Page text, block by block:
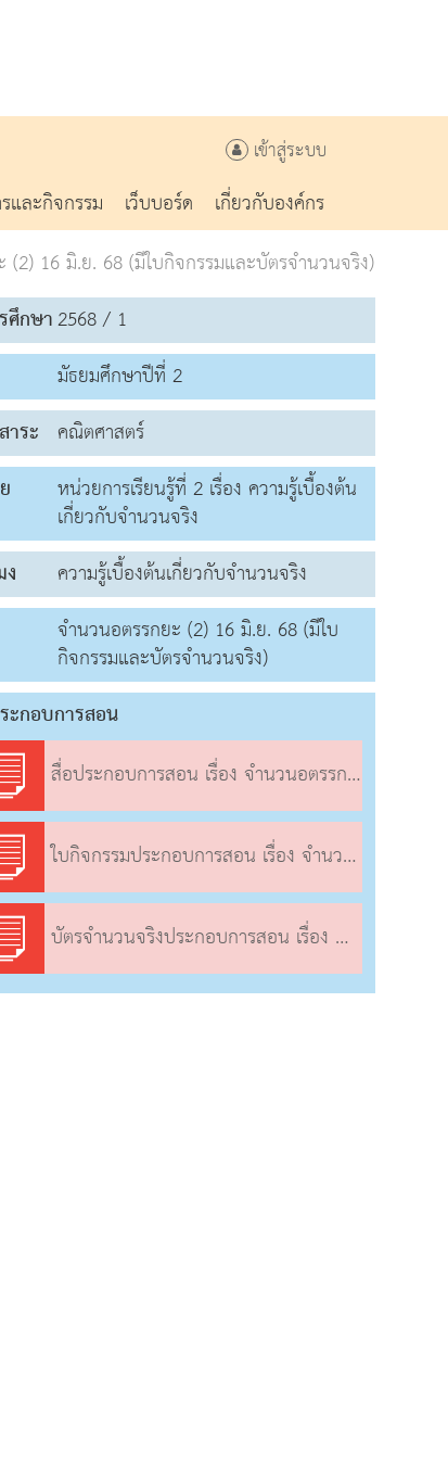
เข้าสู่ระบบ
และกิจกรรม เว็บบอร์ด
เกี่ยวกับองค์กร
(2) 16 มิ.ย. 68 (มีใบกิจกรรมและบัตรจำนวนจริง)
ศึกษา2568 / 1
มัธยมศึกษาปีที่ 2
าระ คณิตศาสตร์
หน่วยการเรียนรู้ที่ 2 เรื่อง ความรู้เบื้องต้น
เกี่ยวกับจำนวนจริง
ความรู้เบื้องต้นเกี่ยวกับจำนวนจริง
จำนวนอตรรกยะ (2) 16 มิ.ย. 68 (มีใบ
กิจกรรมและบัตรจำนวนจริง)
ะกอบการสอน
สื่อประกอบการสอน เรื่อง จำนวนอตรรกยะ (2)
ใบกิจกรรมประกอบการสอน เรื่อง จำนวนอตรรกยะ (2)
บัตรจำนวนจริงประกอบการสอน เรื่อง จำนวนอตรรกยะ (2)